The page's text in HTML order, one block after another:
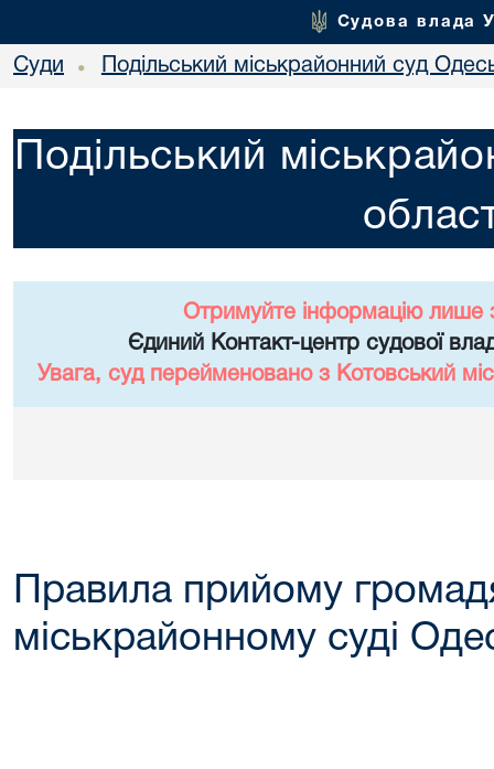
Судова влада
Суди • Подільський міськрайонний суд
Подільський
Отримуйте інформацію лише
Єдиний Контакт-центр судової
Увага, суд перейменовано з Котовський
Правила прийому
міськрайонному суді